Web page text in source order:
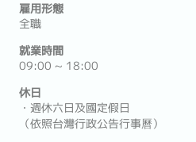
雇用形態
全職
就業時間
09:00 ~ 18:00
休日
・週休六日及國定假日
（依照台灣行政公告行事曆）